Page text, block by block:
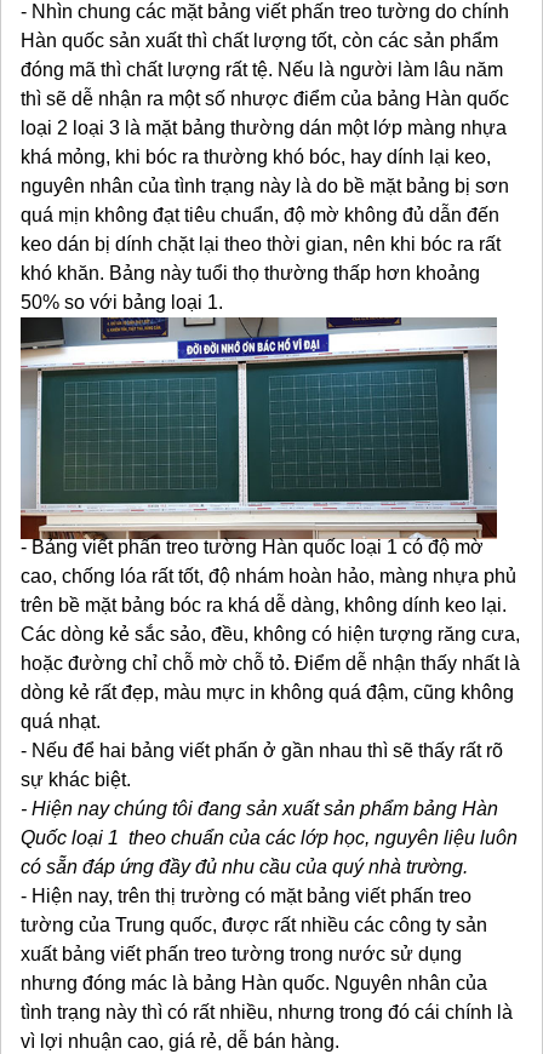
- Nhìn chung các mặt bảng viết phấn treo tường do chính
Hàn quốc sản xuất thì chất lượng tốt, còn các sản phẩm
đóng mã thì chất lượng rất tệ. Nếu là người làm lâu năm
thì sẽ dễ nhận ra một số nhược điểm của bảng Hàn quốc
loại 2 loại 3 là mặt bảng thường dán một lớp màng nhựa
khá mỏng, khi bóc ra thường khó bóc, hay dính lại keo,
nguyên nhân của tình trạng này là do bề mặt bảng bị sơn
quá mịn không đạt tiêu chuẩn, độ mờ không đủ dẫn đến
keo dán bị dính chặt lại theo thời gian, nên khi bóc ra rất
khó khăn. Bảng này tuổi thọ thường thấp hơn khoảng
50% so với bảng loại 1.
- Bảng viết phấn treo tường Hàn quốc loại 1 có độ mờ
cao, chống lóa rất tốt, độ nhám hoàn hảo, màng nhựa phủ
trên bề mặt bảng bóc ra khá dễ dàng, không dính keo lại.
Các dòng kẻ sắc sảo, đều, không có hiện tượng răng cưa,
hoặc đường chỉ chỗ mờ chỗ tỏ. Điểm dễ nhận thấy nhất là
dòng kẻ rất đẹp, màu mực in không quá đậm, cũng không
quá nhạt.
- Nếu để hai bảng viết phấn ở gần nhau thì sẽ thấy rất rõ
sự khác biệt.
- Hiện nay chúng tôi đang sản xuất sản phẩm bảng Hàn
Quốc loại 1 theo chuẩn của các lớp học, nguyên liệu luôn
có sẵn đáp ứng đầy đủ nhu cầu của quý nhà trường.
- Hiện nay, trên thị trường có mặt bảng viết phấn treo
tường của Trung quốc, được rất nhiều các công ty sản
xuất bảng viết phấn treo tường trong nước sử dụng
nhưng đóng mác là bảng Hàn quốc. Nguyên nhân của
tình trạng này thì có rất nhiều, nhưng trong đó cái chính là
vì lợi nhuận cao, giá rẻ, dễ bán hàng.